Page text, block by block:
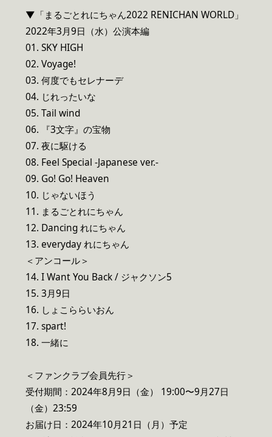
▼「まるごとれにちゃん2022 RENICHAN WORLD」
2022年3月9日（水）公演本編
01. SKY HIGH
02. Voyage!
03. 何度でもセレナーデ
04. じれったいな
05. Tail wind
06. 『3文字』の宝物
07. 夜に駆ける
08. Feel Special -Japanese ver.-
09. Go! Go! Heaven
10. じゃないほう
11. まるごとれにちゃん
12. Dancing れにちゃん
13. everyday れにちゃん
＜アンコール＞
14. I Want You Back / ジャクソン5
15. 3月9日
16. しょこららいおん
17. spart!
18. 一緒に
＜ファンクラブ会員先行＞
受付期間：2024年8月9日（金） 19:00〜9月27日
（金）23:59
お届け日：2024年10月21日（月）予定